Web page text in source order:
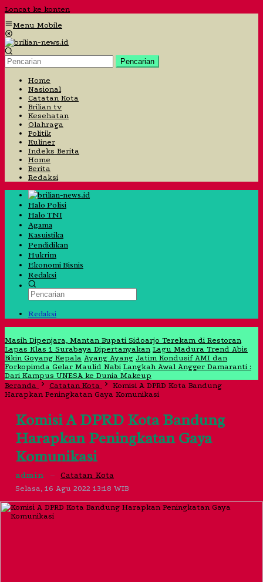
Loncat ke konten
Menu Mobile
Pencarian
Home
Nasional
Catatan Kota
Brilian tv
Kesehatan
Olahraga
Politik
Kuliner
Indeks Berita
Home
Berita
Redaksi
Halo Polisi
Halo TNI
Agama
Kasuistika
Pendidikan
Hukrim
Ekonomi Bisnis
Redaksi
Redaksi
Masih Dipenjara, Mantan Bupati Sidoarjo Terekam di Restoran
Lapas Klas 1 Surabaya Dipertanyakan Lagu Madura Trend Abis
Bikin Goyang Kepala Ayang Ayang Jatim Kondusif AMI dan
Forkopimda Gelar Maulid Nabi Langkah Awal Angger Damaranti :
Dari Kampus UNESA ke Dunia Makeup
Beranda
Catatan Kota
Komisi A DPRD Kota Bandung
Harapkan Peningkatan Gaya Komunikasi
Komisi A DPRD Kota Bandung
Harapkan Peningkatan Gaya
Komunikasi
admin – Catatan Kota
Selasa, 16 Agu 2022 13:18 WIB